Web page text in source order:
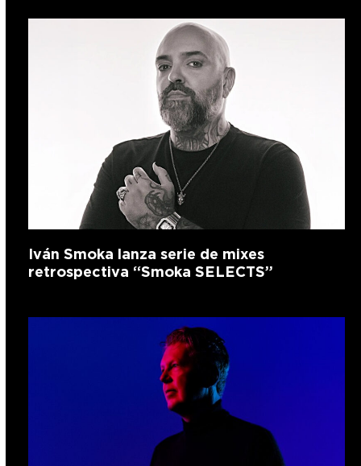
Iván Smoka lanza serie de mixes
retrospectiva “Smoka SELECTS”